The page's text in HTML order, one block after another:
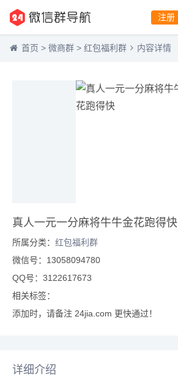
注册
首页 > 微商群 > 红包福利群 内容详情
真人一元一分麻将牛牛金花跑得快
所属分类： 红包福利群
微信号：13058094780
QQ号：3122617673
相关标签：
添加时，请备注 24jia.com 更快通过！
详细介绍